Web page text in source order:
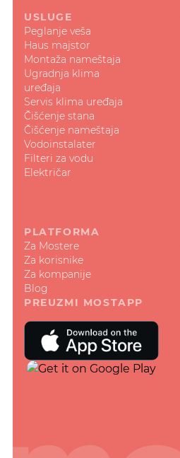
USLUGE
Peglanje veša
Haus majstor
Montaža nameštaja
Ugradnja klima
uređaja
Servis klima uređaja
Čišćenje stana
Čišćenje nameštaja
Vodoinstalater
Filteri za vodu
Električar
PLATFORMA
Za Mostere
Za korisnike
Za kompanije
Blog
PREUZMI MOSTAPP